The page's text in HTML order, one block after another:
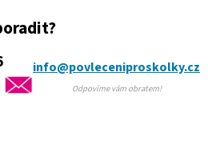
r
k
y
v
info@povleceniproskolky.cz
Odpovíme vám obratem!